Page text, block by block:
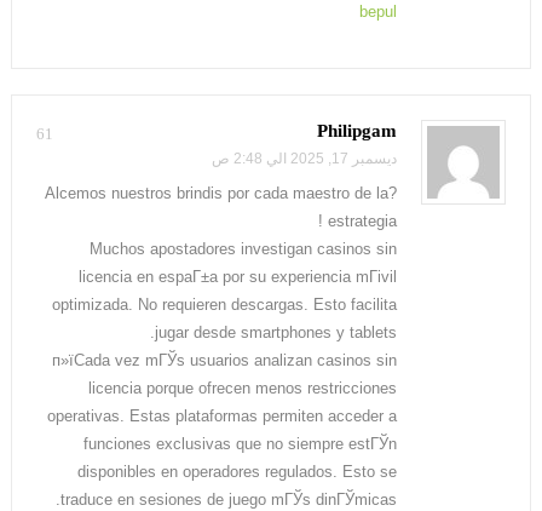
bepul
61 Philipgam
ديسمبر 17, 2025 الي 2:48 ص
?Alcemos nuestros brindis por cada maestro de la
estrategia !
Muchos apostadores investigan casinos sin
licencia en espaГ±a por su experiencia mГіvil
optimizada. No requieren descargas. Esto facilita
jugar desde smartphones y tablets.
п»їCada vez mГЎs usuarios analizan casinos sin
licencia porque ofrecen menos restricciones
operativas. Estas plataformas permiten acceder a
funciones exclusivas que no siempre estГЎn
disponibles en operadores regulados. Esto se
traduce en sesiones de juego mГЎs dinГЎmicas.